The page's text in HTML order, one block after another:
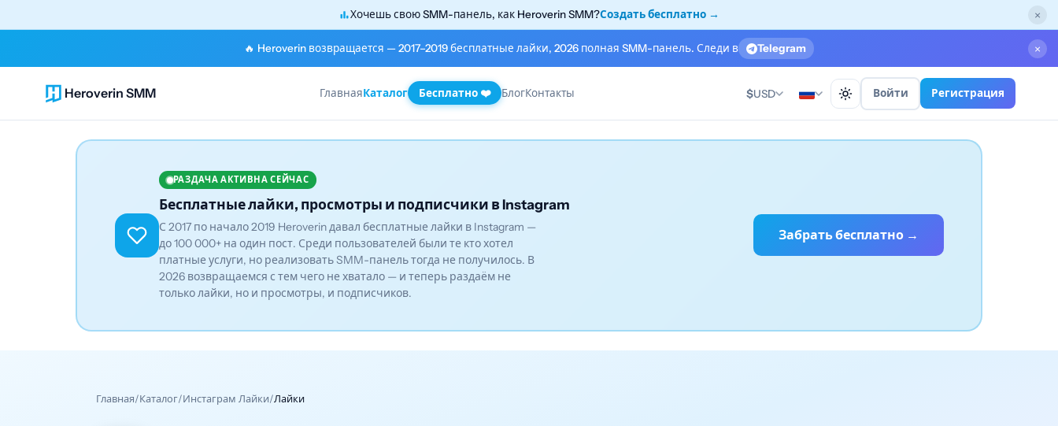
Хочешь свою SMM-панель, как Heroverin SMM?Создать бесплатно → ×
🔥 Heroverin возвращается — 2017–2019 бесплатные лайки, 2026 полная SMM-панель. Следи в Telegram ×
Heroverin SMM ГлавнаяКаталог Бесплатно ❤️ БлогКонтакты $USD Войти Регистрация
РАЗДАЧА АКТИВНА СЕЙЧАС
Бесплатные лайки, просмотры и подписчики в Instagram
С 2017 по начало 2019 Heroverin давал бесплатные лайки в Instagram —
до 100 000+ на один пост. Среди пользователей были те кто хотел
платные услуги, но реализовать SMM-панель тогда не получилось. В
2026 возвращаемся с тем чего не хватало — и теперь раздаём не
только лайки, но и просмотры, и подписчиков.
Забрать бесплатно →
Главная/Каталог/Инстаграм Лайки/Лайки